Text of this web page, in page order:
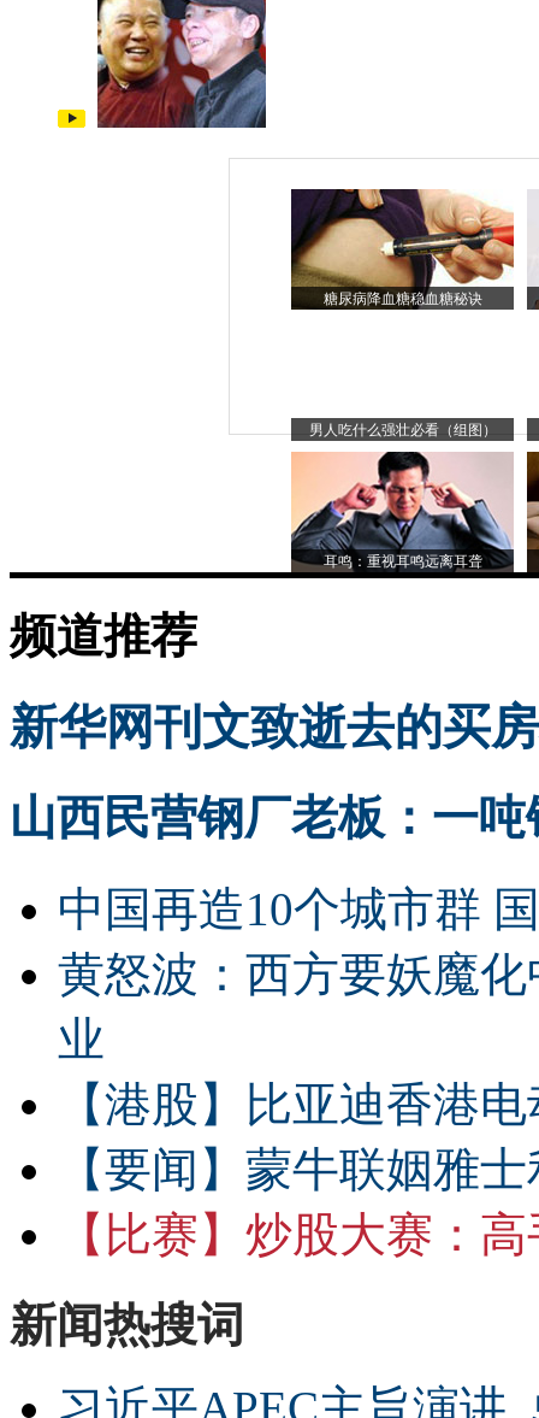
糖尿病降血糖稳血糖秘诀
男人吃什么强壮必看（组图）
耳鸣：重视耳鸣远离耳聋
频道推荐
新华网刊文致逝去的买
山西民营钢厂老板：一
中国再造10个城市群
黄怒波：西方要妖魔
业
【港股】
比亚迪香港
【要闻】 蒙牛联姻雅
【比赛】 炒股大赛：高
新闻热搜词
习近平APEC主旨演讲